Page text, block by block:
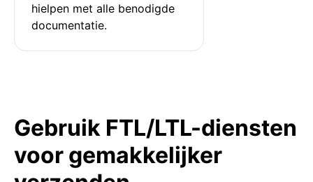
hielpen met alle benodigde
documentatie.
Gebruik FTL/LTL-diensten
voor gemakkelijker